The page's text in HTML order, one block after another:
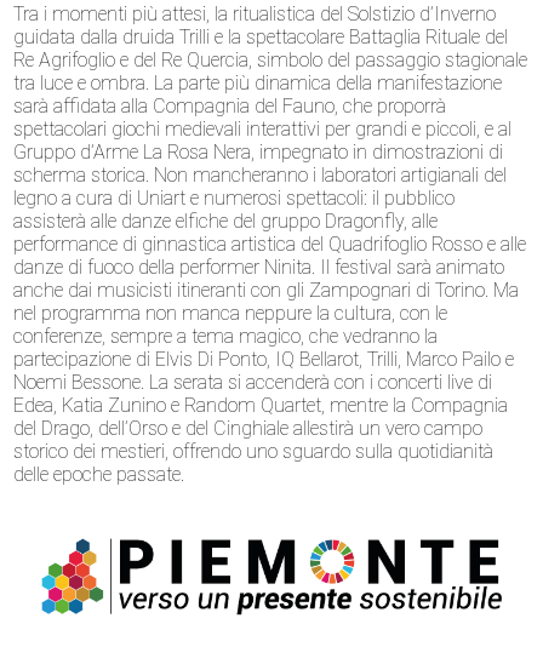
Tra i momenti più attesi, la ritualistica del Solstizio d’Inverno
guidata dalla druida Trilli e la spettacolare Battaglia Rituale del
Re Agrifoglio e del Re Quercia, simbolo del passaggio stagionale
tra luce e ombra. La parte più dinamica della manifestazione
sarà affidata alla Compagnia del Fauno, che proporrà
spettacolari giochi medievali interattivi per grandi e piccoli, e al
Gruppo d’Arme La Rosa Nera, impegnato in dimostrazioni di
scherma storica. Non mancheranno i laboratori artigianali del
legno a cura di Uniart e numerosi spettacoli: il pubblico
assisterà alle danze elfiche del gruppo Dragonfly, alle
performance di ginnastica artistica del Quadrifoglio Rosso e alle
danze di fuoco della performer Ninita. Il festival sarà animato
anche dai musicisti itineranti con gli Zampognari di Torino. Ma
nel programma non manca neppure la cultura, con le
conferenze, sempre a tema magico, che vedranno la
partecipazione di Elvis Di Ponto, IQ Bellarot, Trilli, Marco Pailo e
Noemi Bessone. La serata si accenderà con i concerti live di
Edea, Katia Zunino e Random Quartet, mentre la Compagnia
del Drago, dell’Orso e del Cinghiale allestirà un vero campo
storico dei mestieri, offrendo uno sguardo sulla quotidianità
delle epoche passate.